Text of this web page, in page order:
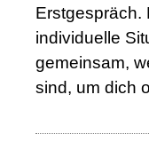
Erstgespräch.
individuelle
gemeinsam,
sind, um dich